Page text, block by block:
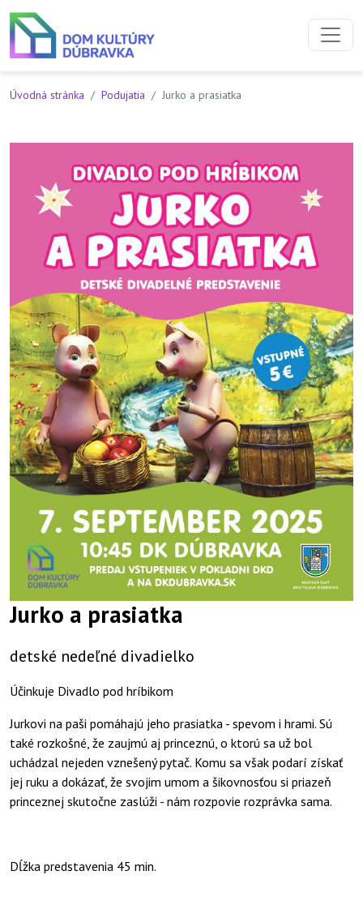
Preskočiť na obsah
Preskočiť na hlavné menu
Úvodná stránka Podujatia Jurko a prasiatka
Jurko a prasiatka
detské nedeľné divadielko
Účinkuje Divadlo pod hríbikom
Jurkovi na paši pomáhajú jeho prasiatka - spevom i hrami. Sú
také rozkošné, že zaujmú aj princeznú, o ktorú sa už bol
uchádzal nejeden vznešený pytač. Komu sa však podarí získať
jej ruku a dokázať, že svojim umom a šikovnosťou si priazeň
princeznej skutočne zaslúži - nám rozpovie rozprávka sama.
Dĺžka predstavenia 45 min.